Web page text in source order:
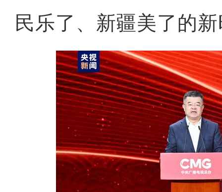
民乐了、新疆美了的